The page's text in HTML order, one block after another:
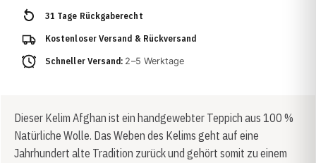
31 Tage Rückgaberecht
Kostenloser Versand & Rückversand
Schneller Versand: 2–5 Werktage
Dieser Kelim Afghan ist ein handgewebter Teppich aus 100 %
Natürliche Wolle. Das Weben des Kelims geht auf eine
Jahrhundert alte Tradition zurück und gehört somit zu einem